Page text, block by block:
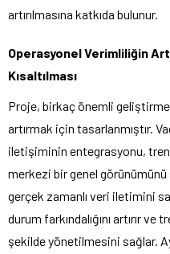
artırılmasına katkıda bulunur.
Operasyonel Verimliliğin
Kısaltılması
Proje, birkaç önemli
artırmak için tasarlanmıştır.
iletişiminin entegrasyonu,
merkezi bir genel
gerçek zamanlı veri iletimini
durum farkındalığını artırır
şekilde yönetilmesini sağlar.